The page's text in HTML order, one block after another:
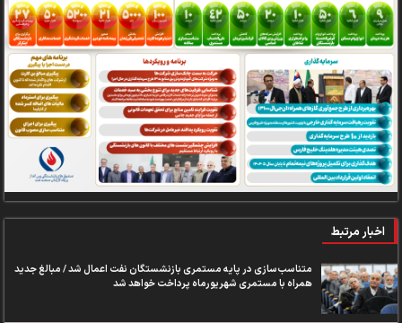
اخبار مرتبط
متناسب‌سازی در پایه مستمری بازنشستگان نفت اعمال شد / مبالغ جدید
همراه با مستمری شهریورماه پرداخت خواهد شد